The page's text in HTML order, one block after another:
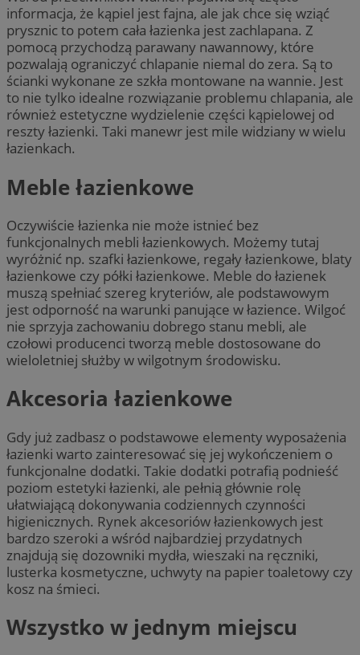
informacja, że kąpiel jest fajna, ale jak chce się wziąć
prysznic to potem cała łazienka jest zachlapana. Z
pomocą przychodzą parawany nawannowy, które
pozwalają ograniczyć chlapanie niemal do zera. Są to
ścianki wykonane ze szkła montowane na wannie. Jest
to nie tylko idealne rozwiązanie problemu chlapania, ale
również estetyczne wydzielenie części kąpielowej od
reszty łazienki. Taki manewr jest mile widziany w wielu
łazienkach.
Meble łazienkowe
Oczywiście łazienka nie może istnieć bez
funkcjonalnych mebli łazienkowych. Możemy tutaj
wyróżnić np. szafki łazienkowe, regały łazienkowe, blaty
łazienkowe czy półki łazienkowe. Meble do łazienek
muszą spełniać szereg kryteriów, ale podstawowym
jest odporność na warunki panujące w łazience. Wilgoć
nie sprzyja zachowaniu dobrego stanu mebli, ale
czołowi producenci tworzą meble dostosowane do
wieloletniej służby w wilgotnym środowisku.
Akcesoria łazienkowe
Gdy już zadbasz o podstawowe elementy wyposażenia
łazienki warto zainteresować się jej wykończeniem o
funkcjonalne dodatki. Takie dodatki potrafią podnieść
poziom estetyki łazienki, ale pełnią głównie rolę
ułatwiającą dokonywania codziennych czynności
higienicznych. Rynek akcesoriów łazienkowych jest
bardzo szeroki a wśród najbardziej przydatnych
znajdują się dozowniki mydła, wieszaki na ręczniki,
lusterka kosmetyczne, uchwyty na papier toaletowy czy
kosz na śmieci.
Wszystko w jednym miejscu